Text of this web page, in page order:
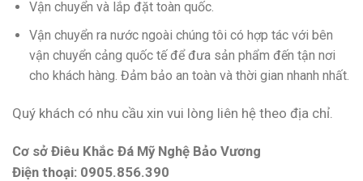
Vận chuyển và lắp đặt toàn quốc.
Vận chuyển ra nước ngoài chúng tôi có hợp tác với bên
vận chuyển cảng quốc tế để đưa sản phẩm đến tận nơi
cho khách hàng. Đảm bảo an toàn và thời gian nhanh nhất.
Quý khách có nhu cầu xin vui lòng liên hệ theo địa chỉ.
Cơ sở Điêu Khắc Đá Mỹ Nghệ Bảo Vương
Điện thoại: 0905.856.390